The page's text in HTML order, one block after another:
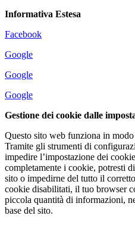
Informativa Estesa
Facebook
Google
Google
Google
Gestione dei cookie dalle
Questo sito web funziona in
Tramite gli strumenti di
impedire l’impostazione dei
completamente i cookie, potresti
sito o impedirne del tutto il
cookie disabilitati, il tuo browser
piccola quantità di informazioni,
base del sito.